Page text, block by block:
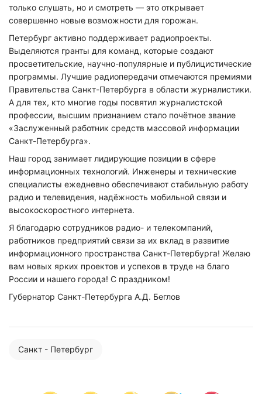
только слушать, но и смотреть — это открывает
совершенно новые возможности для горожан.
Петербург активно поддерживает радиопроекты.
Выделяются гранты для команд, которые создают
просветительские, научно-популярные и публицистические
программы. Лучшие радиопередачи отмечаются премиями
Правительства Санкт-Петербурга в области журналистики.
А для тех, кто многие годы посвятил журналистской
профессии, высшим признанием стало почётное звание
«Заслуженный работник средств массовой информации
Санкт-Петербурга».
Наш город занимает лидирующие позиции в сфере
информационных технологий. Инженеры и технические
специалисты ежедневно обеспечивают стабильную работу
радио и телевидения, надёжность мобильной связи и
высокоскоростного интернета.
Я благодарю сотрудников радио- и телекомпаний,
работников предприятий связи за их вклад в развитие
информационного пространства Санкт-Петербурга! Желаю
вам новых ярких проектов и успехов в труде на благо
России и нашего города! С праздником!
Губернатор Санкт-Петербурга А.Д. Беглов
Санкт - Петербург